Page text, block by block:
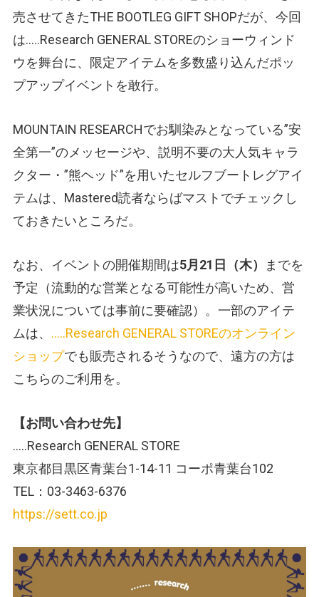
売させてきたTHE BOOTLEG GIFT SHOPだが、今回
は…..Research GENERAL STOREのショーウィンド
ウを舞台に、限定アイテムを多数盛り込んだポッ
プアップイベントを敢行。
MOUNTAIN RESEARCHでお馴染みとなっている”安
全第一”のメッセージや、説明不要の大人気キャラ
クター・”熊ヘッド”を用いたセルフブートレグアイ
テムは、Mastered読者ならばマストでチェックし
ておきたいところだ。
なお、イベントの開催期間は5月21日（木）
までを
予定（流動的な営業となる可能性が高いため、営
業状況については事前に要確認）。一部のアイテ
ムは、 …..Research GENERAL STOREのオンライン
ショップでも販売されるそうなので、遠方の方は
こちらのご利用を。
【お問い合わせ先】
…..Research GENERAL STORE
東京都目黒区青葉台1-14-11 コーポ青葉台102
TEL：03-3463-6376
https://sett.co.jp